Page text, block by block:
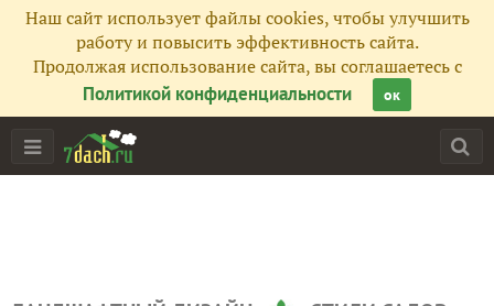
Наш сайт использует файлы cookies, чтобы улучшить
работу и повысить эффективность сайта.
Продолжая использование сайта, вы соглашаетесь с
Политикой конфиденциальности
ок